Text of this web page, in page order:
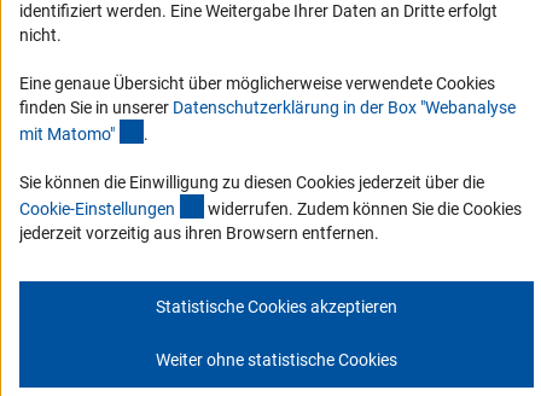
Erhalten Sie Neuigkeiten aus der DFG direkt in Ihr Mailpostfach oder
schauen Sie sich die Ausgaben online an.
Zum Newsletter
Impressum Datenschutz Cookie-Einstellungen
identifiziert werden. Eine Weitergabe Ihrer Daten an Dritte erfolgt
nicht.
Eine genaue Übersicht über möglicherweise verwendete Cookies
finden Sie in unserer Datenschutzerklärung in der Box "Webanalyse
mit Matomo" .
Sie können die Einwilligung zu diesen Cookies jederzeit über die
Cookie-Einstellungen (interner Link)
widerrufen. Zudem können Sie die Cookies
jederzeit vorzeitig aus ihren Browsern entfernen.
Statistische Cookies akzeptieren
Weiter ohne statistische Cookies